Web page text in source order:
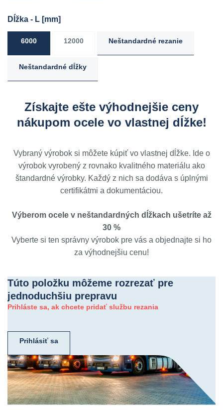
Dĺžka - L [mm]
6000 12000 Neštandardné rezanie
Neštandardné dĺžky
Získajte ešte výhodnejšie ceny
nákupom ocele vo vlastnej dĺžke!
Vybraný výrobok si môžete kúpiť vo vlastnej dĺžke. Ide o
výrobok vyrobený z rovnako kvalitného materiálu ako
štandardné výrobky. Každý z nich sa dodáva s úplnými
certifikátmi a dokumentáciou.
Výberom ocele v neštandardných dĺžkach ušetríte až
30 %
Vyberte si ten správny výrobok pre vás a objednajte si ho
za výhodnejšiu cenu!
Túto položku môžeme rozrezať pre
jednoduchšiu prepravu
Prihláste sa, ak chcete pridať službu rezania
Prihlásiť sa